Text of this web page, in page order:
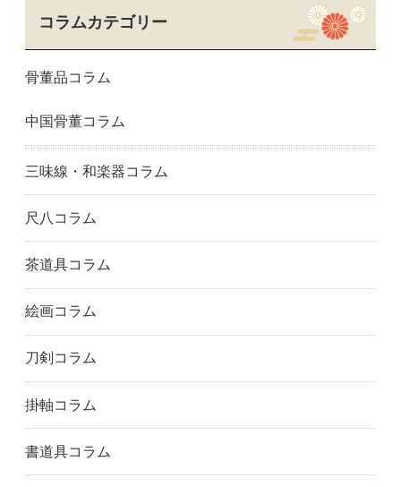
三重県
四日市市
埼玉県
川口市
さいたま市
千葉県
江戸川区
葛飾区
江東区
町田市
目黒区
練馬区
西東京市
大田区
世田谷区
新宿区
杉並区
中央区
北区
藤沢市
鎌倉市
川崎市
相模原市
筑紫野市
福岡市
春日市
糟屋郡
大野城市
熊本県
熊本市
大分市
佐賀市
長崎県 長崎市
コラムカテゴリー
骨董品コラム
中国骨董コラム
三味線・和楽器コラム
尺八コラム
茶道具コラム
絵画コラム
刀剣コラム
掛軸コラム
書道具コラム